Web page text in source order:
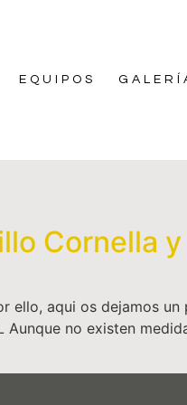
EQUIPOS
Cornella
aqui os dejamos
no existen